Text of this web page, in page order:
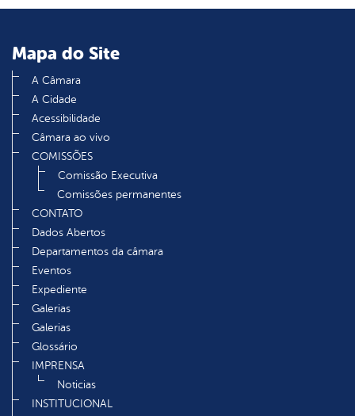
Mapa do Site
A Câmara
A Cidade
Acessibilidade
Câmara ao vivo
COMISSÕES
Comissão Executiva
Comissões permanentes
CONTATO
Dados Abertos
Departamentos da câmara
Eventos
Expediente
Galerias
Galerias
Glossário
IMPRENSA
Noticias
INSTITUCIONAL